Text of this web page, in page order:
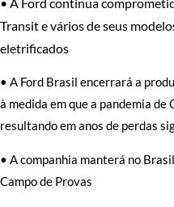
Transit e vários de seus
eletrificados
• A Ford Brasil encerrará a
à medida em que a pandemia
resultando em anos de perdas
• A companhia manterá no
Campo de Provas